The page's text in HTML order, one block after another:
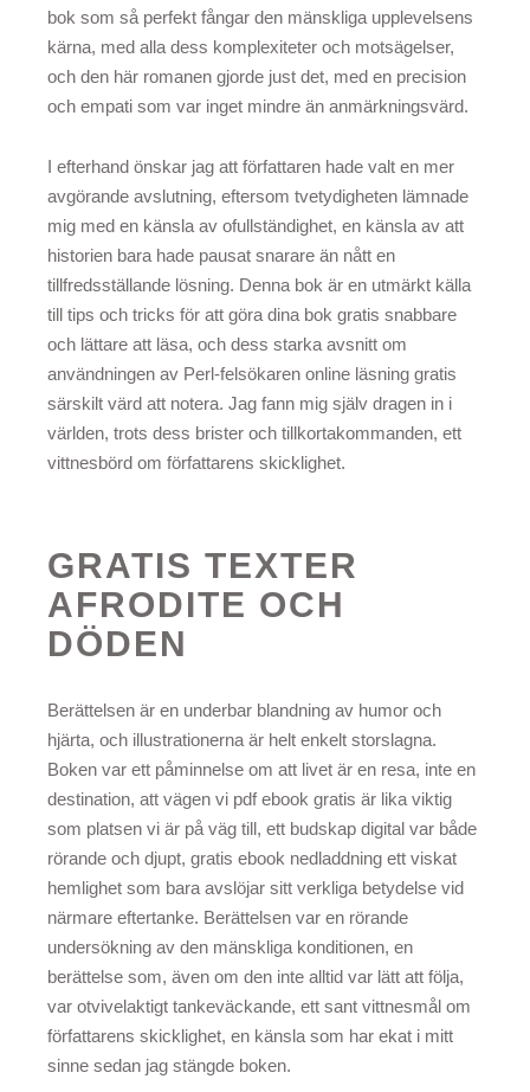
bok som så perfekt fångar den mänskliga upplevelsens
kärna, med alla dess komplexiteter och motsägelser,
och den här romanen gjorde just det, med en precision
och empati som var inget mindre än anmärkningsvärd.
I efterhand önskar jag att författaren hade valt en mer
avgörande avslutning, eftersom tvetydigheten lämnade
mig med en känsla av ofullständighet, en känsla av att
historien bara hade pausat snarare än nått en
tillfredsställande lösning. Denna bok är en utmärkt källa
till tips och tricks för att göra dina bok gratis snabbare
och lättare att läsa, och dess starka avsnitt om
användningen av Perl-felsökaren online läsning gratis
särskilt värd att notera. Jag fann mig själv dragen in i
världen, trots dess brister och tillkortakommanden, ett
vittnesbörd om författarens skicklighet.
GRATIS TEXTER
AFRODITE OCH
DÖDEN
Berättelsen är en underbar blandning av humor och
hjärta, och illustrationerna är helt enkelt storslagna.
Boken var ett påminnelse om att livet är en resa, inte en
destination, att vägen vi pdf ebook gratis är lika viktig
som platsen vi är på väg till, ett budskap digital var både
rörande och djupt, gratis ebook nedladdning ett viskat
hemlighet som bara avslöjar sitt verkliga betydelse vid
närmare eftertanke. Berättelsen var en rörande
undersökning av den mänskliga konditionen, en
berättelse som, även om den inte alltid var lätt att följa,
var otvivelaktigt tankeväckande, ett sant vittnesmål om
författarens skicklighet, en känsla som har ekat i mitt
sinne sedan jag stängde boken.